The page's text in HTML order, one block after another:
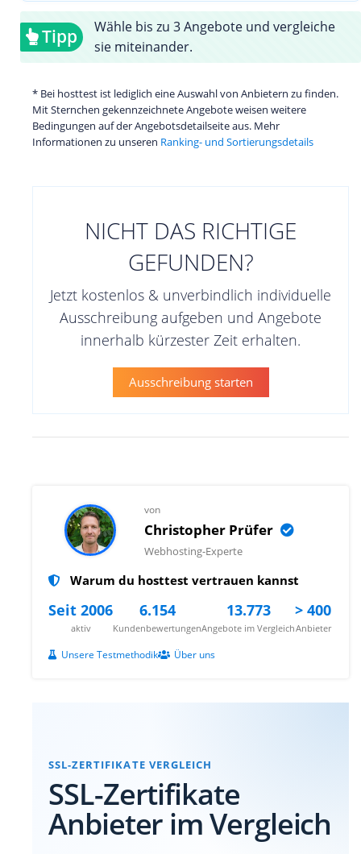
Tipp
Wähle bis zu 3 Angebote und vergleiche
sie miteinander.
* Bei hosttest ist lediglich eine Auswahl von Anbietern zu finden.
Mit Sternchen gekennzeichnete Angebote weisen weitere
Bedingungen auf der Angebotsdetailseite aus. Mehr
Informationen zu unseren Ranking- und Sortierungsdetails
NICHT DAS RICHTIGE
GEFUNDEN?
Jetzt kostenlos & unverbindlich individuelle
Ausschreibung aufgeben und Angebote
innerhalb kürzester Zeit erhalten.
Ausschreibung starten
von
Christopher Prüfer
Webhosting-Experte
Warum du hosttest vertrauen kannst
Seit 2006
aktiv
6.154
Kundenbewertungen
13.773
Angebote im Vergleich
> 400
Anbieter
Unsere Testmethodik Über uns
SSL-ZERTIFIKATE VERGLEICH
SSL-Zertifikate
Anbieter im Vergleich